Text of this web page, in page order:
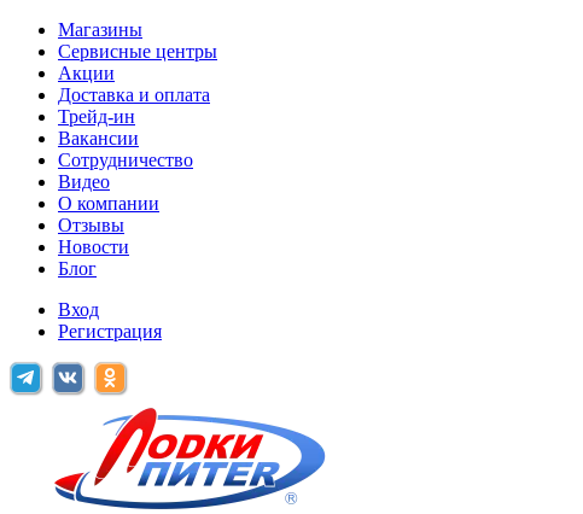
Магазины
Сервисные центры
Акции
Доставка и оплата
Трейд-ин
Вакансии
Сотрудничество
Видео
О компании
Отзывы
Новости
Блог
Вход
Регистрация